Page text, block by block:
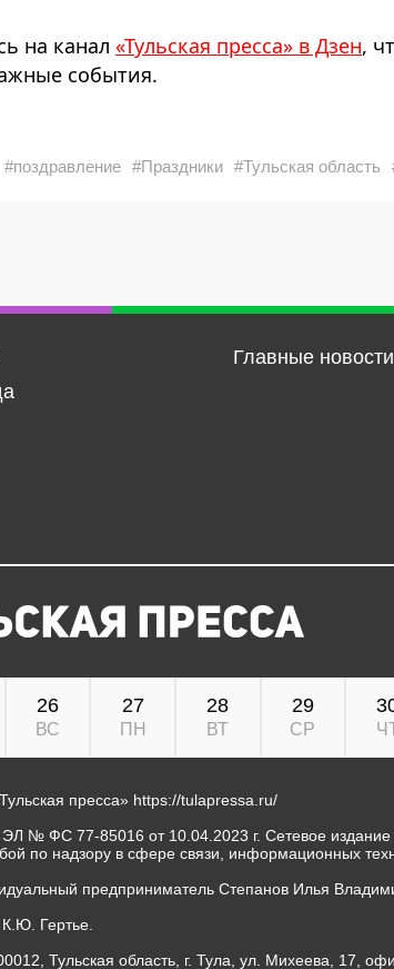
на канал «Тульская пресса» в Дзен,
события.
#поздравление #Праздники #Тульская область
Главные новости
26
ВС
27
ПН
28
ВТ
29
СР
пресса» https://tulapressa.ru/
ЭЛ № ФС 77-85016 от 10.04.2023 г. Сетевое издание
по надзору в сфере связи, информационных
предприниматель Степанов Илья
Гертье.
Тульская область, г. Тула, ул. Михеева, 17,